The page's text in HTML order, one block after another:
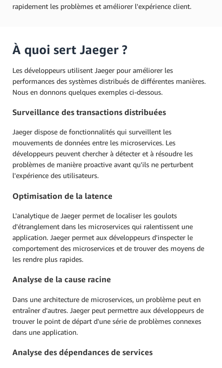
rapidement les problèmes et améliorer l'expérience client.
À quoi sert Jaeger ?
Les développeurs utilisent Jaeger pour améliorer les
performances des systèmes distribués de différentes manières.
Nous en donnons quelques exemples ci-dessous.
Surveillance des transactions distribuées
Jaeger dispose de fonctionnalités qui surveillent les
mouvements de données entre les microservices. Les
développeurs peuvent chercher à détecter et à résoudre les
problèmes de manière proactive avant qu'ils ne perturbent
l'expérience des utilisateurs.
Optimisation de la latence
L'analytique de Jaeger permet de localiser les goulots
d'étranglement dans les microservices qui ralentissent une
application. Jaeger permet aux développeurs d'inspecter le
comportement des microservices et de trouver des moyens de
les rendre plus rapides.
Analyse de la cause racine
Dans une architecture de microservices, un problème peut en
entraîner d'autres. Jaeger peut permettre aux développeurs de
trouver le point de départ d'une série de problèmes connexes
dans une application.
Analyse des dépendances de services